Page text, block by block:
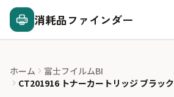
消耗品ファインダー
ホーム
富士フイルムBI
CT201916 トナーカートリッジ ブラック